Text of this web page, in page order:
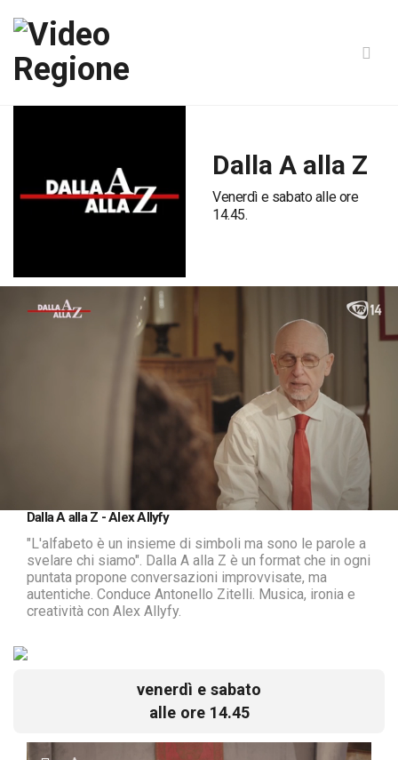
Dalla A alla Z
Venerdì e sabato alle ore
14.45.
6.50%
Dalla A alla Z - Alex Allyfy
"L'alfabeto è un insieme di simboli ma sono le parole a
svelare chi siamo". Dalla A alla Z è un format che in ogni
puntata propone conversazioni improvvisate, ma
autentiche. Conduce Antonello Zitelli. Musica, ironia e
creatività con Alex Allyfy.
venerdì e sabato
alle ore 14.45